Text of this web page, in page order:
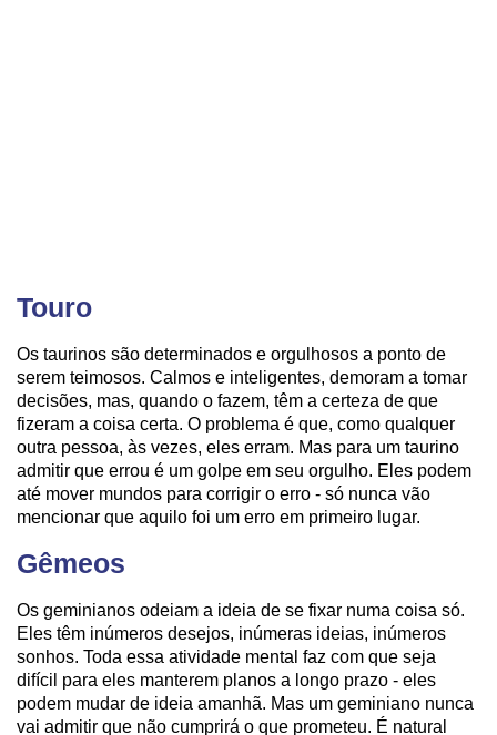
Touro
Os taurinos são determinados e orgulhosos a ponto de
serem teimosos. Calmos e inteligentes, demoram a tomar
decisões, mas, quando o fazem, têm a certeza de que
fizeram a coisa certa. O problema é que, como qualquer
outra pessoa, às vezes, eles erram. Mas para um taurino
admitir que errou é um golpe em seu orgulho. Eles podem
até mover mundos para corrigir o erro - só nunca vão
mencionar que aquilo foi um erro em primeiro lugar.
Gêmeos
Os geminianos odeiam a ideia de se fixar numa coisa só.
Eles têm inúmeros desejos, inúmeras ideias, inúmeros
sonhos. Toda essa atividade mental faz com que seja
difícil para eles manterem planos a longo prazo - eles
podem mudar de ideia amanhã. Mas um geminiano nunca
vai admitir que não cumprirá o que prometeu. É natural